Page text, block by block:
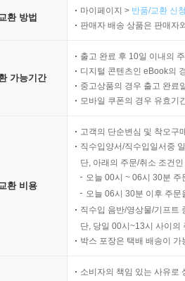
이는 이 시간을 돌아보며 내 말에 동
, 스티브 말이 맞았다고 할 거야!’ 샤
민승남, 옮긴이의 글에서
를 진단하거나 틀에 가두어 설명하
럼 『샤이』 또한 그와 같은 날것의
갔다고, 결국엔 괜찮을 거라고.
환 방법
마이페이지 > 반품/교환 신
판매자 배송 상품은 판매자
가능기간
출고 완료 후 10일 이내의
디지털 콘텐츠인 eBook의
중고상품의 경우 출고 완료
모바일 쿠폰의 경우 유효기
환 비용
고객의 단순변심 및 착오구
직수입양서/직수입일서중
단, 아래의 주문/취소 조건
오늘 00시 ~ 06시 30분
오늘 06시 30분 이후 주
직수입 음반/영상물/기프트
단, 당일 00시~13시 사이의
박스 포장은 택배 배송이
소비자의 책임 있는 사유로